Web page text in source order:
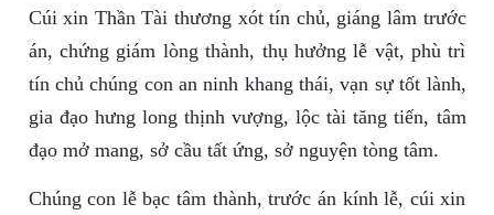
Cúi xin Thần Tài thương xót tín chủ, giáng lâm trước
án, chứng giám lòng thành, thụ hưởng lễ vật, phù trì
tín chủ chúng con an ninh khang thái, vạn sự tốt lành,
gia đạo hưng long thịnh vượng, lộc tài tăng tiến, tâm
đạo mở mang, sở cầu tất ứng, sở nguyện tòng tâm.
Chúng con lễ bạc tâm thành, trước án kính lễ, cúi xin